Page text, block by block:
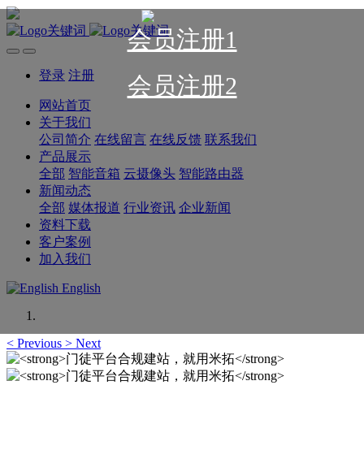
会员注册1
会员注册2
登录 注册
网站首页
关于我们
公司简介 在线留言 在线反馈 联系我们
产品展示
全部 智能音箱 云摄像头 智能路由器
新闻动态
全部 媒体报道 行业资讯 企业新闻
资料下载
客户案例
加入我们
English
< Previous > Next